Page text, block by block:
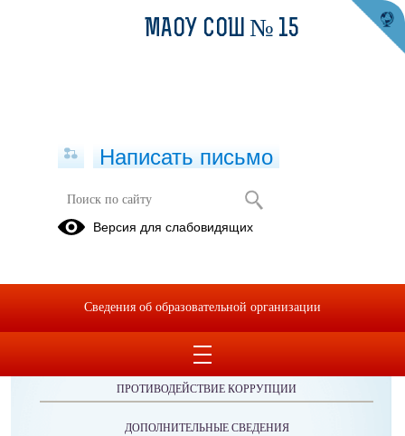
Публикации за 07.05.2026
ОБРАЩЕНИЯ ГРАЖДАН
ПРОТИВОДЕЙСТВИЕ КОРРУПЦИИ
ДОПОЛНИТЕЛЬНЫЕ СВЕДЕНИЯ
МАОУ СОШ № 15
Написать письмо
Версия для слабовидящих
Сведения об образовательной организации